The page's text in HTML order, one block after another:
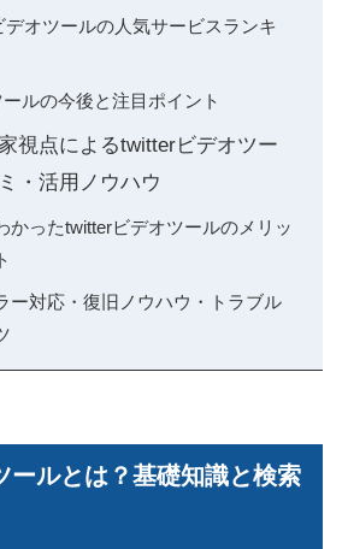
デオツールの人気サービスランキ
ルの今後と注目ポイント
視点によるtwitterビデオツー
・活用ノウハウ
かったtwitterビデオツールのメリッ
ー対応・復旧ノウハウ・トラブル
ルとは？基礎知識と検索